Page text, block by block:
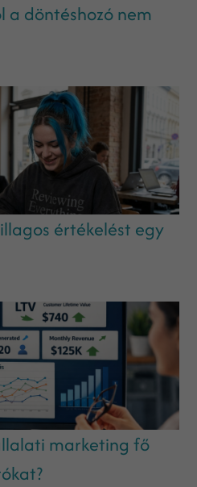
a döntéshozó nem
értékelést egy
marketing fő